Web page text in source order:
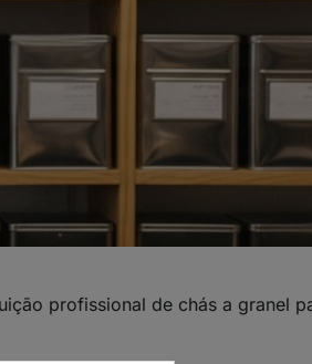
profissional de chás a granel